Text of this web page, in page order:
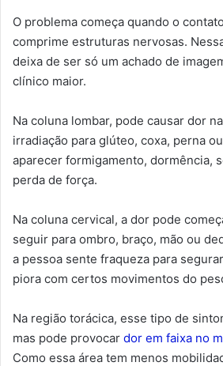
O problema começa quando o
comprime estruturas nervosas.
deixa de ser só um achado de
clínico maior.
Na coluna lombar, pode causar dor
irradiação para glúteo, coxa, perna
aparecer formigamento, dormência,
perda de força.
Na coluna cervical, a dor pode
seguir para ombro, braço, mão ou
a pessoa sente fraqueza para
piora com certos movimentos do
Na região torácica, esse tipo de
mas pode provocar dor em faixa no
Como essa área tem menos